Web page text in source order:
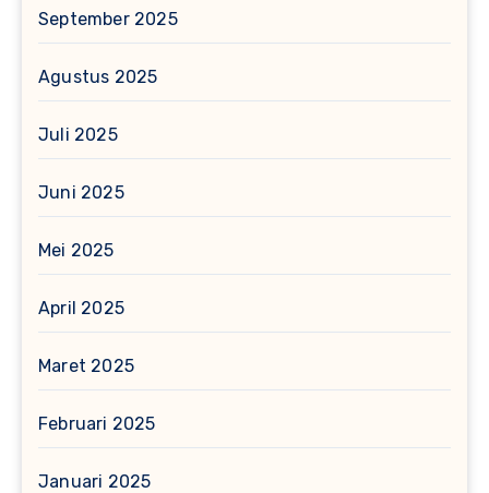
September 2025
Agustus 2025
Juli 2025
Juni 2025
Mei 2025
April 2025
Maret 2025
Februari 2025
Januari 2025